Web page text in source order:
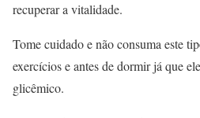
recuperar a vitalidade.
Tome cuidado e não consuma este
exercícios e antes de dormir já que
glicêmico.